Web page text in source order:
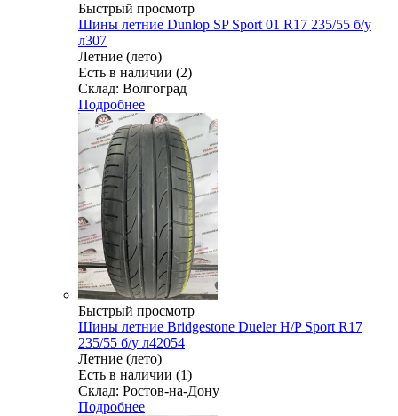
Быстрый просмотр
Шины летние Dunlop SP Sport 01 R17 235/55 б/у
л307
Летние (лето)
Есть в наличии (2)
Склад: Волгоград
Подробнее
Быстрый просмотр
Шины летние Bridgestone Dueler H/P Sport R17
235/55 б/у л42054
Летние (лето)
Есть в наличии (1)
Склад: Ростов-на-Дону
Подробнее